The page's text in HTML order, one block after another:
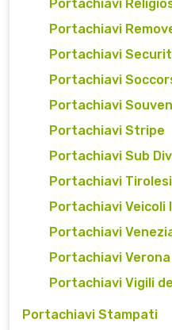
Portachiavi
Portachiavi
Portachiavi
Portachiavi
Portachiavi
Portachiavi Stripe
Portachiavi Sub
Portachiavi
Portachiavi Veicoli
Portachiavi
Portachiavi Verona
Portachiavi Vigili
Portachiavi Stampati